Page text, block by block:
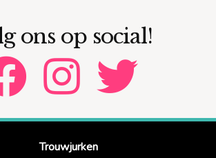
ons op social!
Trouwjurken